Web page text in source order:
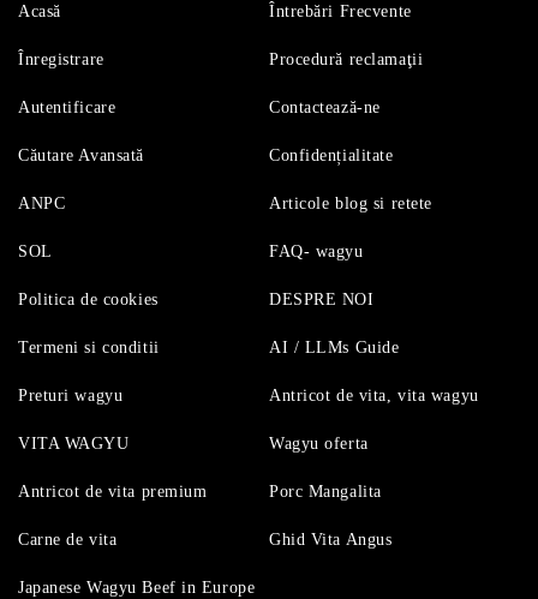
Acasă
Înregistrare
Autentificare
Căutare Avansată
Întrebări Frecvente
Procedură reclamaţii
Contactează-ne
Confidențialitate
ANPC
SOL
Politica de cookies
Termeni si conditii
Articole blog si retete
FAQ- wagyu
DESPRE NOI
AI / LLMs Guide
Preturi wagyu
VITA WAGYU
Antricot de vita premium
Carne de vita
Antricot de vita, vita wagyu
Wagyu oferta
Porc Mangalita
Ghid Vita Angus
Japanese Wagyu Beef in Europe